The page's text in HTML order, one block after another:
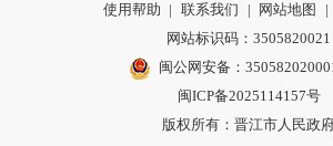
使用帮助 | 联系我们 | 网站地图 |
网站标识码：3505820021
闽公网安备：
闽ICP备2025114157号
版权所有：晋江市人民政